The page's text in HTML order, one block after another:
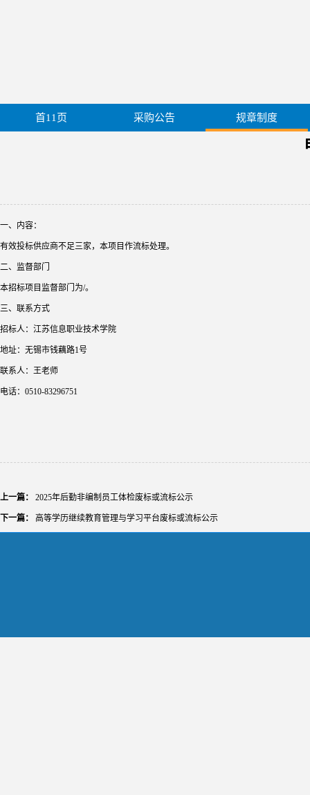
首11页 采购公告 规章制度
一、内容：
有效投标供应商不足三家，本项目作流标处理。
二、监督部门
本招标项目监督部门为/。
三、联系方式
招标人：江苏信息职业技术学院
地址：无锡市钱藕路1号
联系人：王老师
电话：0510-83296751
上一篇： 2025年后勤非编制员工体检废标或流标公示
下一篇： 高等学历继续教育管理与学习平台废标或流标公示